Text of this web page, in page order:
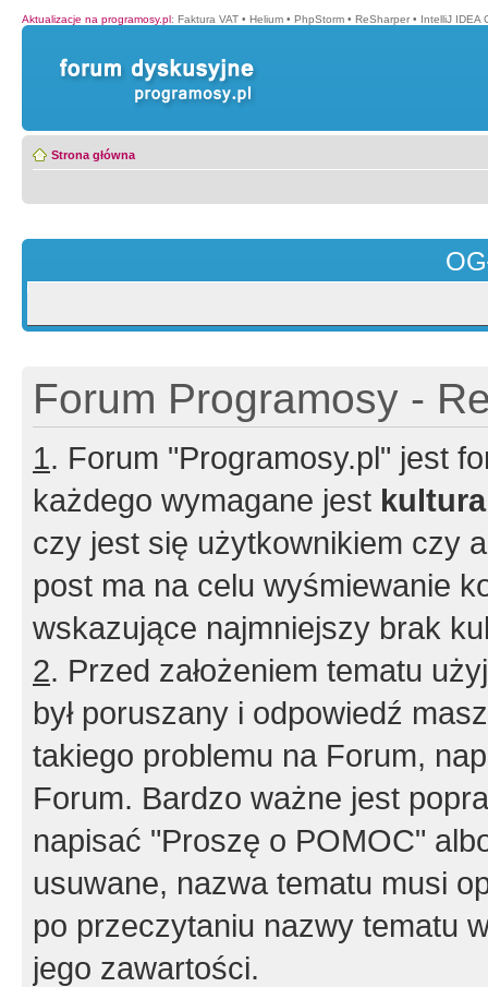
Aktualizacje na programosy.pl: Faktura VAT • Helium • PhpStorm • ReSharper • IntelliJ IDEA
Strona główna
Forum Programosy -
1. Forum "Programosy.pl" jest
każdego wymagane jest
czy jest się użytkownikiem czy
post ma na celu wyśmiewanie
wskazujące najmniejszy brak
2. Przed założeniem tematu
był poruszany i odpowiedź
takiego problemu na Forum,
Forum. Bardzo ważne jest
napisać "Proszę o POMOC"
usuwane, nazwa tematu musi
po przeczytaniu nazwy tematu
jego zawartości.